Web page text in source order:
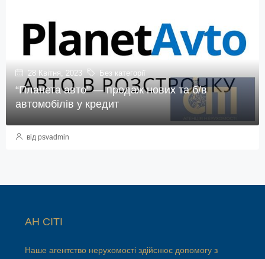
28 Квітня, 2023 Без категорії
“Планета авто” — продаж нових та б/в
автомобілів у кредит
від psvadmin
АН СІТІ
Наше агентство нерухомості здійснює допомогу з